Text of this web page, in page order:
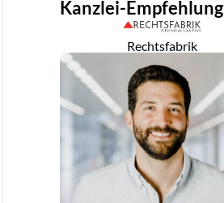
Kanzlei-Empfehlung
Rechtsfabrik